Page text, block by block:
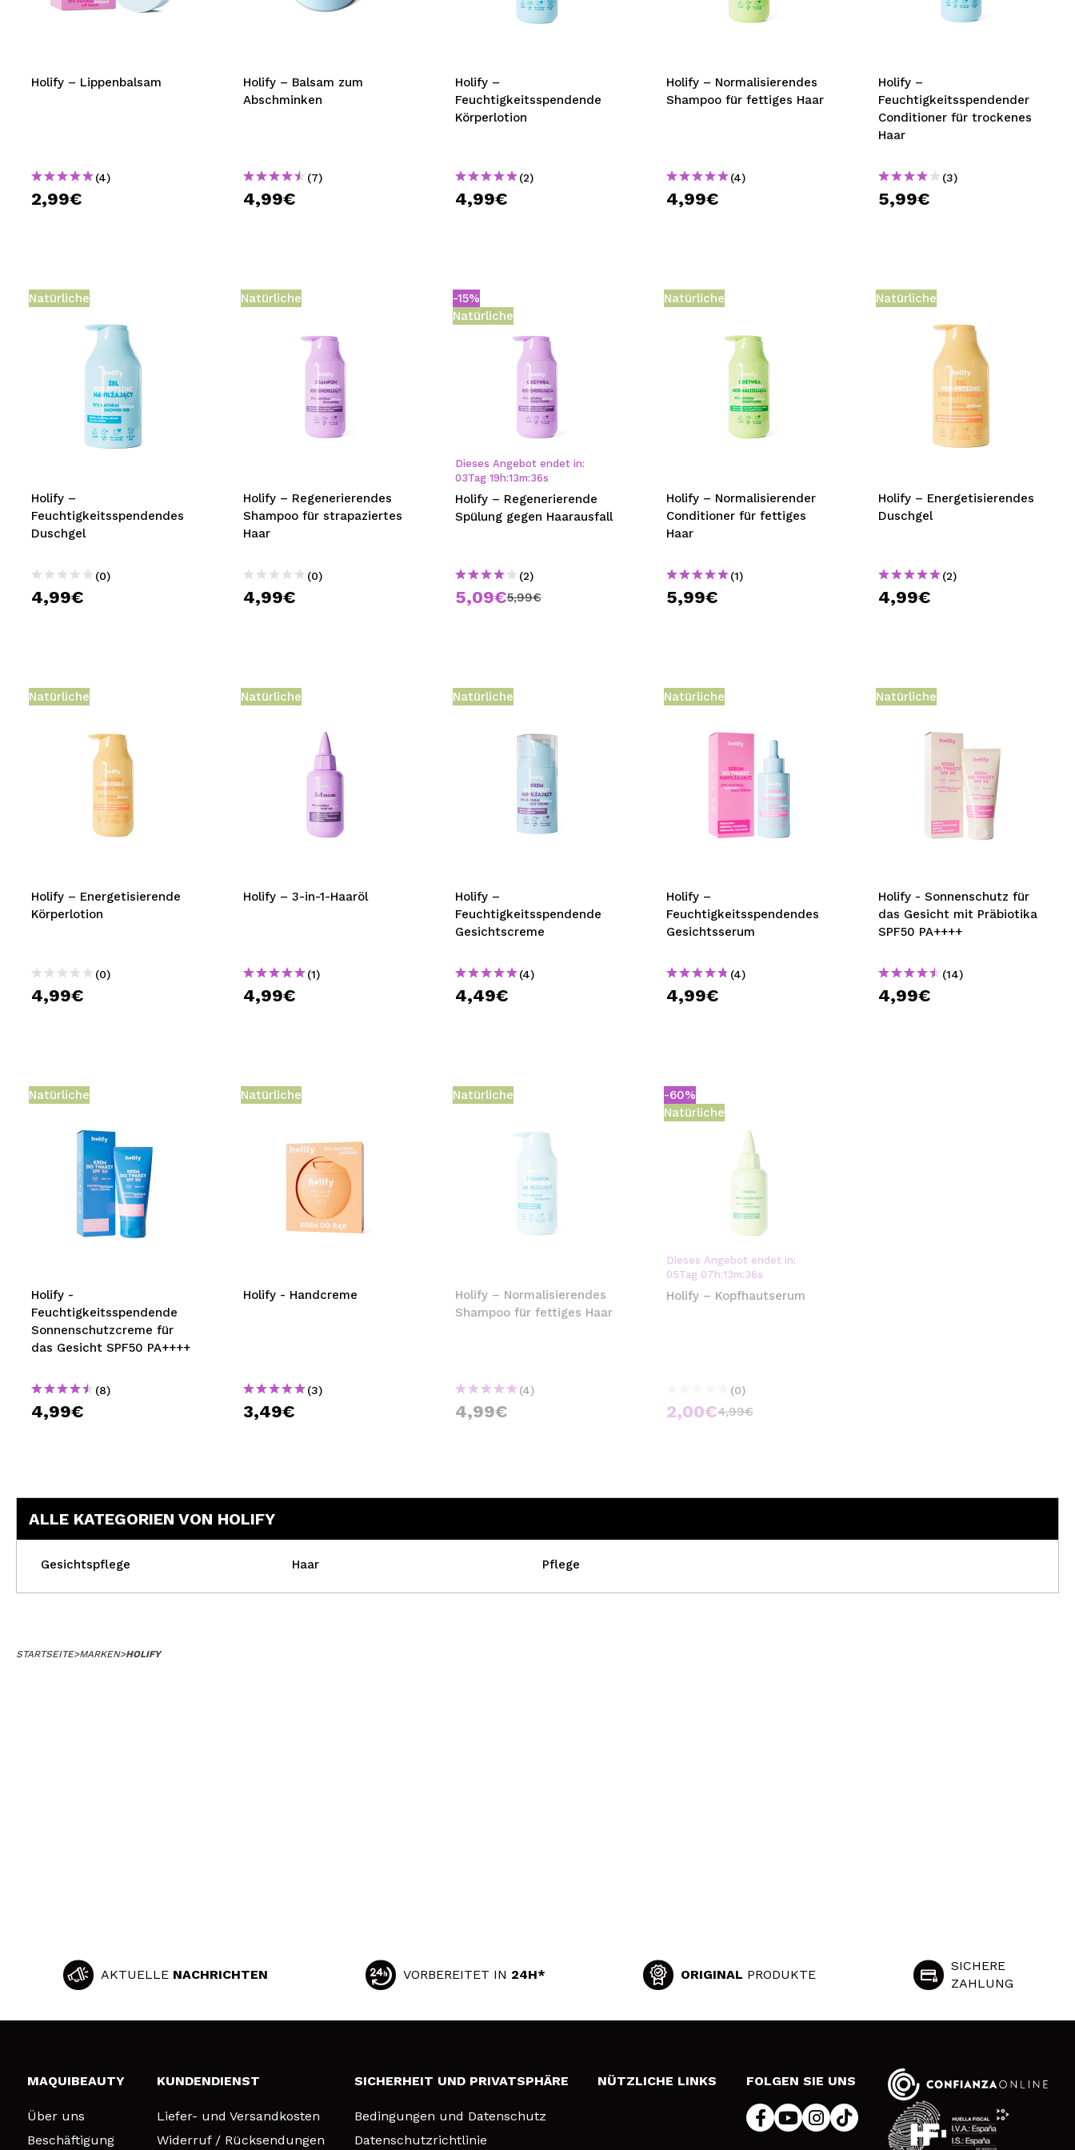
MAQUIFARMA
TRAVEL SIZE
SPECIALS
OUTLET
BLOG
bisherigen Vorgänge einsehen.
BENUTZERKONTO ERSTELLEN
Holify – Lippenbalsam
(4)
2,99€
Holify – Balsam zum
Abschminken
(7)
4,99€
Holify –
Feuchtigkeitsspendende
Körperlotion
(2)
4,99€
Holify – Normalisierendes
Shampoo für fettiges Haar
(4)
4,99€
Holify –
Feuchtigkeitsspendender
Conditioner für trockenes
Haar
(3)
5,99€
Natürliche
Holify –
Feuchtigkeitsspendendes
Duschgel
(0)
4,99€
Natürliche
Holify – Regenerierendes
Shampoo für strapaziertes
Haar
(0)
4,99€
-15%
Natürliche
Dieses Angebot endet in:
03Tag 19 h:13m:35s
Holify – Regenerierende
Spülung gegen Haarausfall
(2)
5,09€5,99€
Natürliche
Holify – Normalisierender
Conditioner für fettiges
Haar
(1)
5,99€
Natürliche
Holify – Energetisierendes
Duschgel
(2)
4,99€
Natürliche
Holify – Energetisierende
Körperlotion
(0)
4,99€
Natürliche
Holify – 3-in-1-Haaröl
(1)
4,99€
Natürliche
Holify –
Feuchtigkeitsspendende
Gesichtscreme
(4)
4,49€
Natürliche
Holify –
Feuchtigkeitsspendendes
Gesichtsserum
(4)
4,99€
Natürliche
Holify - Sonnenschutz für
das Gesicht mit Präbiotika
SPF50 PA++++
(14)
4,99€
Natürliche
Holify -
Feuchtigkeitsspendende
Sonnenschutzcreme für
das Gesicht SPF50 PA++++
(8)
4,99€
Natürliche
Holify - Handcreme
(3)
3,49€
Natürliche
Holify – Normalisierendes
Shampoo für fettiges Haar
(4)
4,99€
-60%
Natürliche
Dieses Angebot endet in:
05Tag 07 h:13m:35s
Holify – Kopfhautserum
(0)
2,00€4,99€
ALLE KATEGORIEN VON HOLIFY
Gesichtspflege Haar Pflege
STARTSEITE>MARKEN>HOLIFY
AKTUELLE NACHRICHTEN VORBEREITET IN 24H* ORIGINAL PRODUKTE
SICHERE
ZAHLUNG
MAQUIBEAUTY
Über uns
Beschäftigung
KUNDENDIENST
Liefer- und Versandkosten
Widerruf / Rücksendungen
SICHERHEIT UND PRIVATSPHÄRE
Bedingungen und Datenschutz
Datenschutzrichtlinie
NÜTZLICHE LINKS FOLGEN SIE UNS